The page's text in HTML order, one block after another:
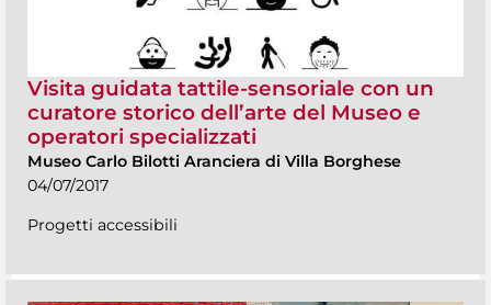
Visita guidata tattile-sensoriale con un
curatore storico dell’arte del Museo e
operatori specializzati
Museo Carlo Bilotti Aranciera di Villa Borghese
04/07/2017
Progetti accessibili